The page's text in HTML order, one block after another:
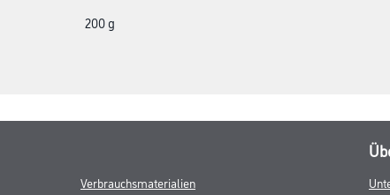
200 g
Verbrauchsmaterialien